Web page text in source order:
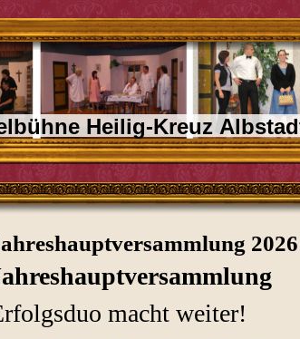
Heilig-Kreuz
2026
macht weiter!